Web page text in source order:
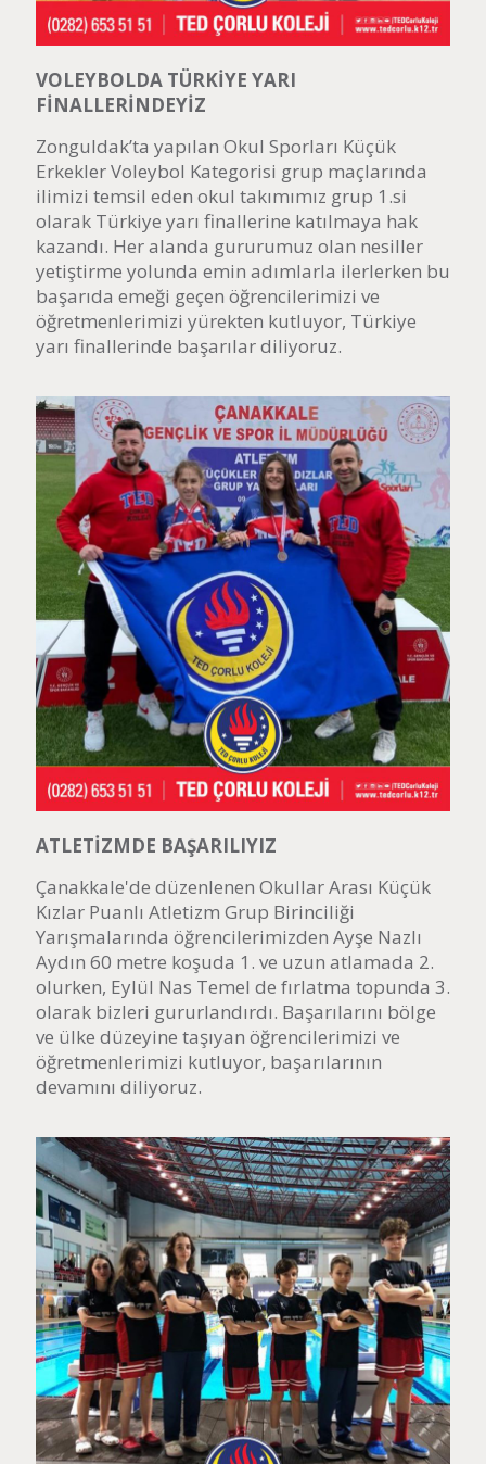
VOLEYBOLDA TÜRKİYE YARI
FİNALLERİNDEYİZ
Zonguldak’ta yapılan Okul Sporları Küçük
Erkekler Voleybol Kategorisi grup maçlarında
ilimizi temsil eden okul takımımız grup 1.si
olarak Türkiye yarı finallerine katılmaya hak
kazandı. Her alanda gururumuz olan nesiller
yetiştirme yolunda emin adımlarla ilerlerken bu
başarıda emeği geçen öğrencilerimizi ve
öğretmenlerimizi yürekten kutluyor, Türkiye
yarı finallerinde başarılar diliyoruz.
ATLETİZMDE BAŞARILIYIZ
Çanakkale'de düzenlenen Okullar Arası Küçük
Kızlar Puanlı Atletizm Grup Birinciliği
Yarışmalarında öğrencilerimizden Ayşe Nazlı
Aydın 60 metre koşuda 1. ve uzun atlamada 2.
olurken, Eylül Nas Temel de fırlatma topunda 3.
olarak bizleri gururlandırdı. Başarılarını bölge
ve ülke düzeyine taşıyan öğrencilerimizi ve
öğretmenlerimizi kutluyor, başarılarının
devamını diliyoruz.